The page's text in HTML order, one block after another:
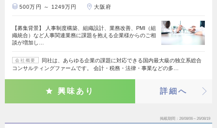
500万円 ～ 1249万円 大阪府
【募集背景】 人事制度構築、組織設計、業務改善、PMI（組
織統合）など人事関連業務に課題を抱える企業様からのご相
談が増加し…
会社概要
同社は、あらゆる企業の課題に対応できる国内最大級の独立系総合
コンサルティングファームです。 会計・税務・法律・事業などの多…
興味あり 詳細へ
掲載期間 26/08/06～26/08/19